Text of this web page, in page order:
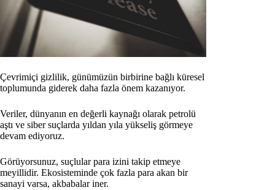
Çevrimiçi gizlilik, günümüzün birbirine bağlı küresel
toplumunda giderek daha fazla önem kazanıyor.
Veriler, dünyanın en değerli kaynağı olarak petrolü
aştı ve siber suçlarda yıldan yıla yükseliş görmeye
devam ediyoruz.
Görüyorsunuz, suçlular para izini takip etmeye
meyillidir. Ekosisteminde çok fazla para akan bir
sanayi varsa, akbabalar iner.